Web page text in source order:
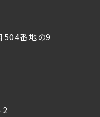
504番地の9
2